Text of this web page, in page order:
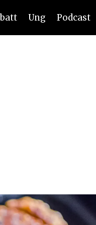
Ung Podcast